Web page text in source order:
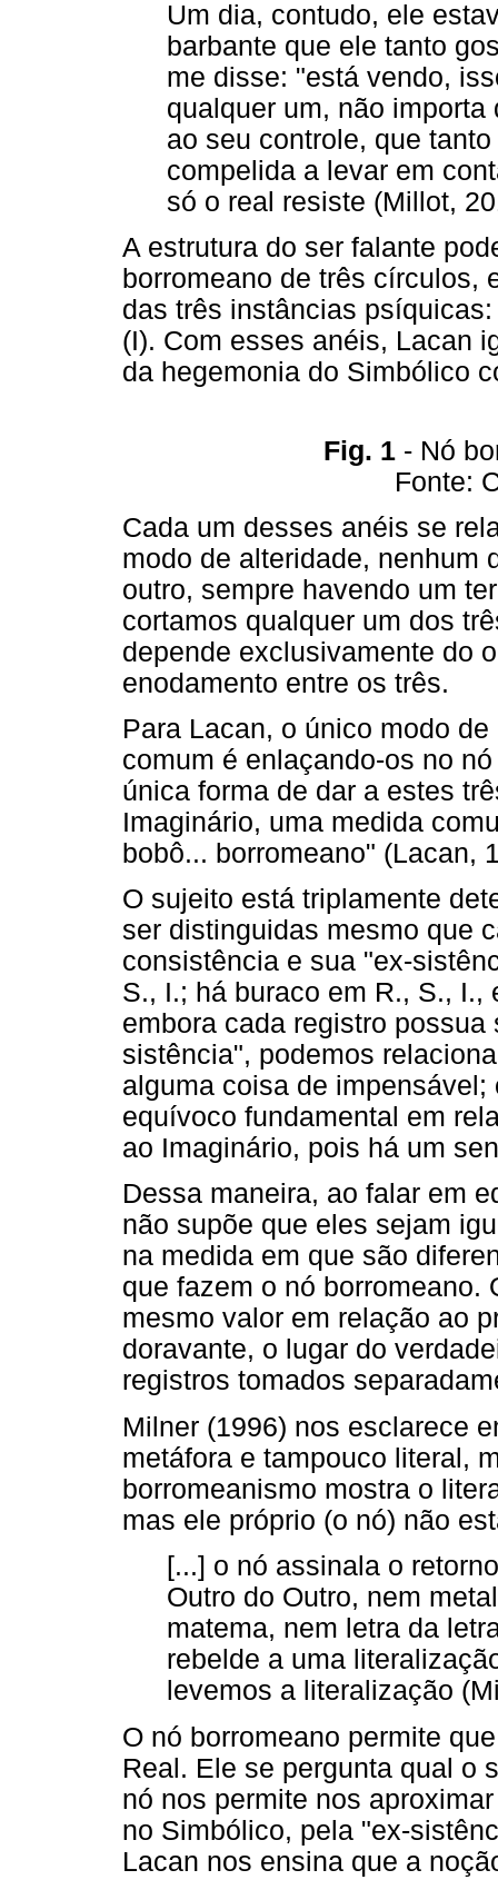
Um dia, contudo, ele
barbante que ele tanto
me disse: "está vendo,
qualquer um, não
ao seu controle, que
compelida a levar em
só o real resiste (Millot,
A estrutura do ser falante
borromeano de três círculos,
das três instâncias
(I). Com esses anéis, Lacan
da hegemonia do Simbólico
Fig. 1- Nó
Fonte:
Cada um desses anéis se
modo de alteridade, nenhum
outro, sempre havendo um
cortamos qualquer um dos
depende exclusivamente do
enodamento entre os três.
Para Lacan, o único modo
comum é enlaçando-os no
única forma de dar a estes
Imaginário, uma medida
bobô... borromeano" (Lacan,
O sujeito está triplamente
ser distinguidas mesmo que
consistência e sua "ex-
S., I.; há buraco em R., S.,
embora cada registro
sistência", podemos
alguma coisa de
equívoco fundamental em
ao Imaginário, pois há um
Dessa maneira, ao falar em
não supõe que eles sejam
na medida em que são
que fazem o nó borromeano.
mesmo valor em relação ao
doravante, o lugar do
registros tomados
Milner (1996) nos esclarece
metáfora e tampouco literal,
borromeanismo mostra o
mas ele próprio (o nó) não
[...] o nó assinala o
Outro do Outro, nem
matema, nem letra da
rebelde a uma
levemos a literalização
O nó borromeano permite
Real. Ele se pergunta qual o
nó nos permite nos
no Simbólico, pela "ex-
Lacan nos ensina que a